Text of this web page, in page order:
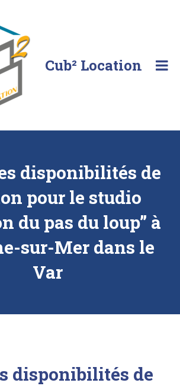
Cub² Location
disponibilités de
pour le studio
du pas du loup” à
sur-Mer dans le
Var
disponibilités de